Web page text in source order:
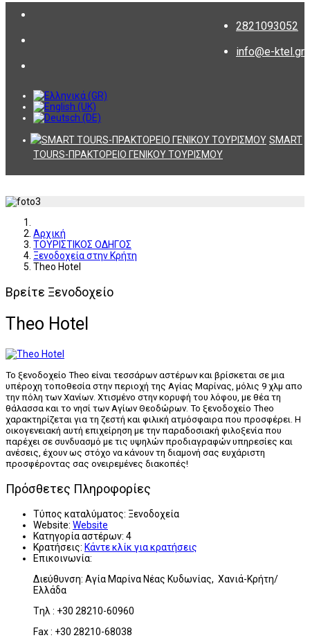
2821093052
info@e-ktel.gr
SMART
TOURS-ΠΡΑΚΤΟΡΕΙΟ ΓΕΝΙΚΟΥ ΤΟΥΡΙΣΜΟΥ
Αρχική
ΤΟΥΡΙΣΤΙΚΟΣ ΟΔΗΓΟΣ
Ξενοδοχεία στην Κρήτη
Theo Hotel
Βρείτε Ξενοδοχείο
Theo Hotel
Το ξενοδοχείο Theo είναι τεσσάρων αστέρων και βρίσκεται σε μια
υπέροχη τοποθεσία στην περιοχή της Αγίας Μαρίνας, μόλις 9 χλμ απο
την πόλη των Χανίων. Χτισμένο στην κορυφή του λόφου, με θέα τη
θάλασσα και το νησί των Αγίων Θεοδώρων. Το ξενοδοχείο Theo
χαρακτηρίζεται για τη ζεστή και φιλική ατμόσφαιρα που προσφέρει. Η
οικογενειακή αυτή επιχείρηση με την παραδοσιακή φιλοξενία που
παρέχει σε συνδυασμό με τις υψηλών προδιαγραφών υπηρεσίες και
ανέσεις, έχουν ως στόχο να κάνουν τη διαμονή σας ευχάριστη
προσφέροντας σας ονειρεμένες διακοπές!
Πρόσθετες Πληροφορίες
Τύπος καταλύματος: Ξενοδοχεία
Website: Website
Κατηγορία αστέρων: 4
Κρατήσεις: Κάντε κλίκ για κρατήσεις
Επικοινωνία:
Διεύθυνση: Αγία Μαρίνα Νέας Κυδωνίας, Χανιά-Κρήτη/
Ελλάδα
Tηλ : +30 28210-60960
Fax : +30 28210-68038